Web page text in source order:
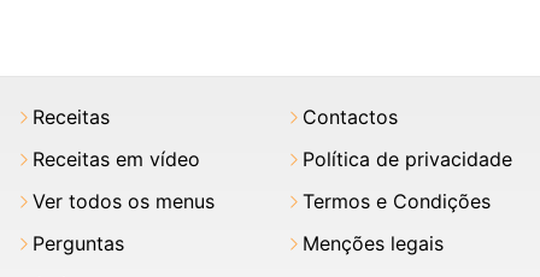
Receitas
Receitas em vídeo
Ver todos os menus
Perguntas
Contactos
Política de privacidade
Termos e Condições
Menções legais